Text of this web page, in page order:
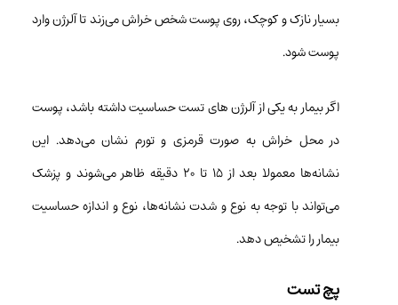
بسیار نازک و کوچک، روی پوست شخص خراش می‌زند تا آلرژن وارد
پوست شود.
اگر بیمار به یکی از آلرژن‌ های تست حساسیت داشته باشد، پوست
در محل خراش به صورت قرمزی و تورم نشان می‌دهد. این
نشانه‌ها معمولا بعد از ۱۵ تا ۲۰ دقیقه ظاهر می‌شوند و پزشک
می‌تواند با توجه به نوع و شدت نشانه‌ها، نوع و اندازه حساسیت
بیمار را تشخیص دهد.
پچ تست